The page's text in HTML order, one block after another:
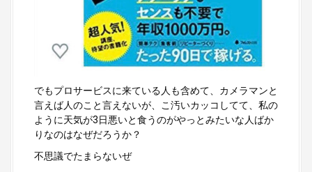
でもプロサービスに来ている人も含めて、カメラマンと
言えば人のこと言えないが、こ汚いカッコしてて、私の
ように天気が3日悪いと食うのがやっとみたいな人ばか
りなのはなぜだろうか？
不思議でたまらないぜ